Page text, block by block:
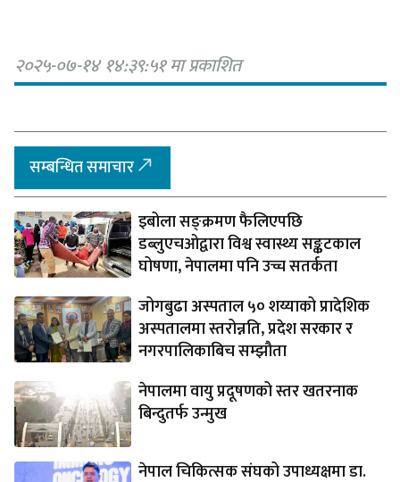
२०२५-०७-१४ १४:३९:५१ मा प्रकाशित
सम्बन्धित समाचार
इबोला सङ्क्रमण फैलिएपछि
डब्लुएचओद्वारा विश्व स्वास्थ्य सङ्कटकाल
घोषणा, नेपालमा पनि उच्च सतर्कता
जोगबुढा अस्पताल ५० शय्याको प्रादेशिक
अस्पतालमा स्तरोन्नति, प्रदेश सरकार र
नगरपालिकाबिच सम्झौता
नेपालमा वायु प्रदूषणको स्तर खतरनाक
बिन्दुतर्फ उन्मुख
नेपाल चिकित्सक संघको उपाध्यक्षमा डा.